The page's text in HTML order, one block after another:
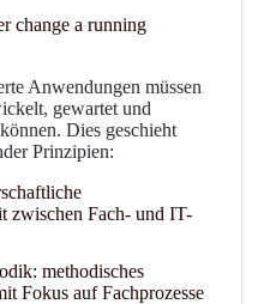
change a running
Anwendungen müssen
gewartet und
Dies geschieht
Prinzipien:
zwischen Fach- und IT-
methodisches
Fokus auf Fachprozesse